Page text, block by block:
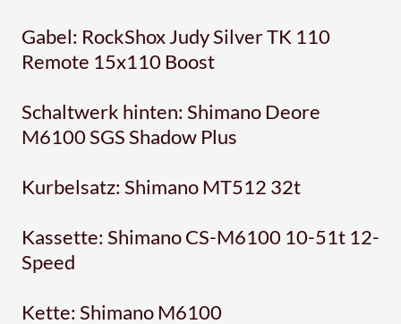
Gabel: RockShox Judy Silver TK 110
Remote 15x110 Boost
Schaltwerk hinten: Shimano Deore
M6100 SGS Shadow Plus
Kurbelsatz: Shimano MT512 32t
Kassette: Shimano CS-M6100 10-51t 12-
Speed
Kette: Shimano M6100